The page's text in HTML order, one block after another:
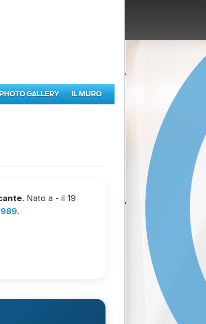
PHOTO GALLERY IL MURO
. Nato a - il 19
.